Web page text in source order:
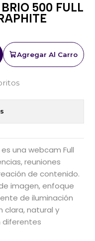
500 FULL
Agregar Al Carro
una webcam Full
reuniones
de contenido.
imagen, enfoque
de iluminación
clara, natural y